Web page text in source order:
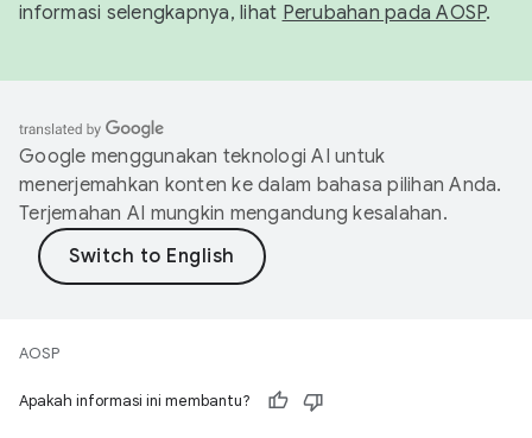
informasi selengkapnya, lihat Perubahan pada AOSP.
Google menggunakan teknologi AI untuk
menerjemahkan konten ke dalam bahasa pilihan Anda.
Terjemahan AI mungkin mengandung kesalahan.
AOSP
Apakah informasi ini membantu?